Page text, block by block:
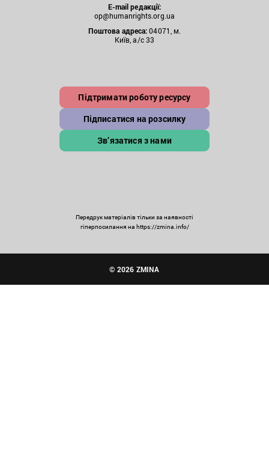
E-mail редакції:
op@humanrights.org.ua
Поштова адреса:04071, м.
Київ, а/с 33
Підтримати роботу ресурсу
Підписатися на розсилку
Зв’язатися з нами
Передрук матеріалів тільки за наявності
гіперпосилання на https://zmina.info/
© 2026 ZMINA